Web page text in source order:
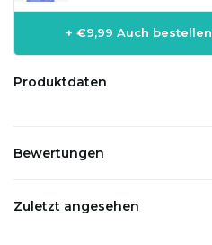
+ €9,99 Auch bestellen
Produktdaten
Bewertungen
Zuletzt angesehen